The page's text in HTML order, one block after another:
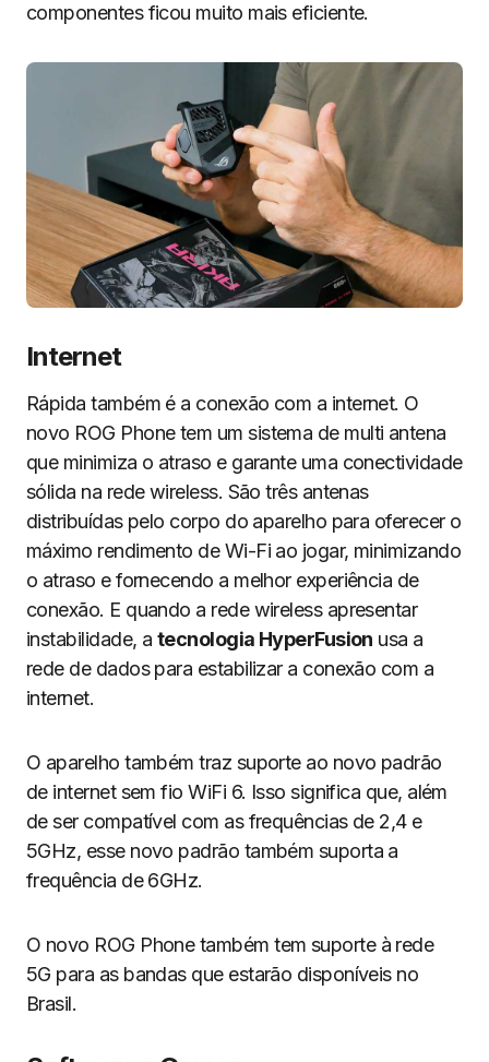
componentes ficou muito mais eficiente.
Internet
Rápida também é a conexão com a internet. O
novo ROG Phone tem um sistema de multi antena
que minimiza o atraso e garante uma conectividade
sólida na rede wireless. São três antenas
distribuídas pelo corpo do aparelho para oferecer o
máximo rendimento de Wi-Fi ao jogar, minimizando
o atraso e fornecendo a melhor experiência de
conexão. E quando a rede wireless apresentar
instabilidade, a tecnologia HyperFusion usa a
rede de dados para estabilizar a conexão com a
internet.
O aparelho também traz suporte ao novo padrão
de internet sem fio WiFi 6. Isso significa que, além
de ser compatível com as frequências de 2,4 e
5GHz, esse novo padrão também suporta a
frequência de 6GHz.
O novo ROG Phone também tem suporte à rede
5G para as bandas que estarão disponíveis no
Brasil.